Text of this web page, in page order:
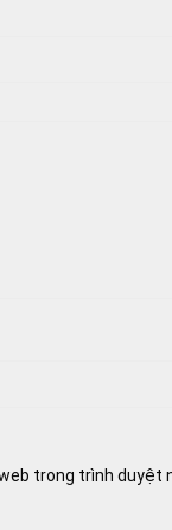
trong trình duyệt